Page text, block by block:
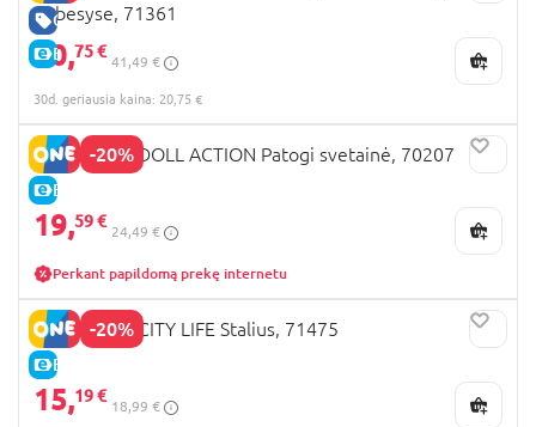
GERA KAINA
E-KAINA
debesyse, 71361
20,75 €
41,49 €
30d. geriausia kaina: 20,75 €
-20%
E-KAINA
PLAYMOBIL DOLL ACTION Patogi svetainė, 70207
19,59 €
24,49 €
Perkant papildomą prekę internetu
-20%
E-KAINA
PLAYMOBIL CITY LIFE Stalius, 71475
15,19 €
18,99 €